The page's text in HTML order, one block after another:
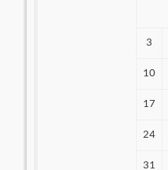
3
10
17
24
31